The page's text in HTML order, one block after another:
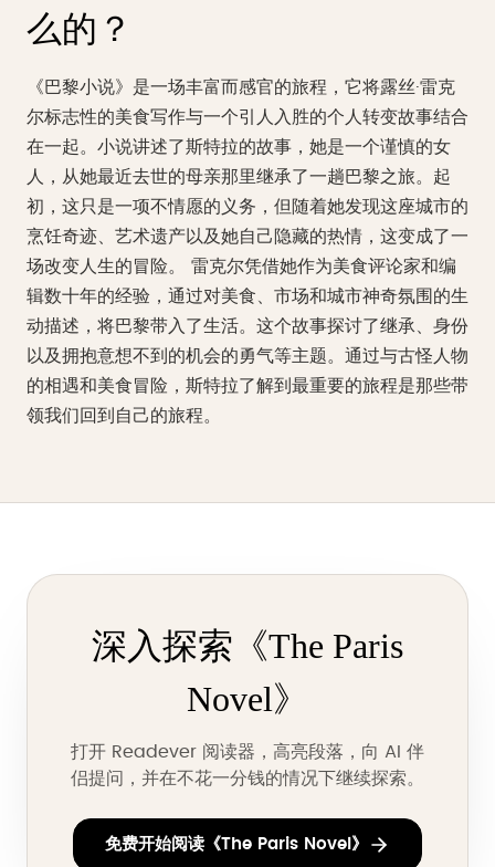
么的？
《巴黎小说》是一场丰富而感官的旅程，它将露丝·雷克
尔标志性的美食写作与一个引人入胜的个人转变故事结合
在一起。小说讲述了斯特拉的故事，她是一个谨慎的女
人，从她最近去世的母亲那里继承了一趟巴黎之旅。起
初，这只是一项不情愿的义务，但随着她发现这座城市的
烹饪奇迹、艺术遗产以及她自己隐藏的热情，这变成了一
场改变人生的冒险。 雷克尔凭借她作为美食评论家和编
辑数十年的经验，通过对美食、市场和城市神奇氛围的生
动描述，将巴黎带入了生活。这个故事探讨了继承、身份
以及拥抱意想不到的机会的勇气等主题。通过与古怪人物
的相遇和美食冒险，斯特拉了解到最重要的旅程是那些带
领我们回到自己的旅程。
深入探索《The Paris
Novel》
打开 Readever 阅读器，高亮段落，向 AI 伴
侣提问，并在不花一分钱的情况下继续探索。
免费开始阅读《The Paris Novel》